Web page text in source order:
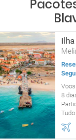
Ilha
8